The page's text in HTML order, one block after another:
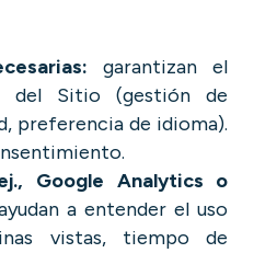
garantizan el
del Sitio (gestión de
preferencia de idioma).
Google Analytics o
a entender el uso
vistas, tiempo de